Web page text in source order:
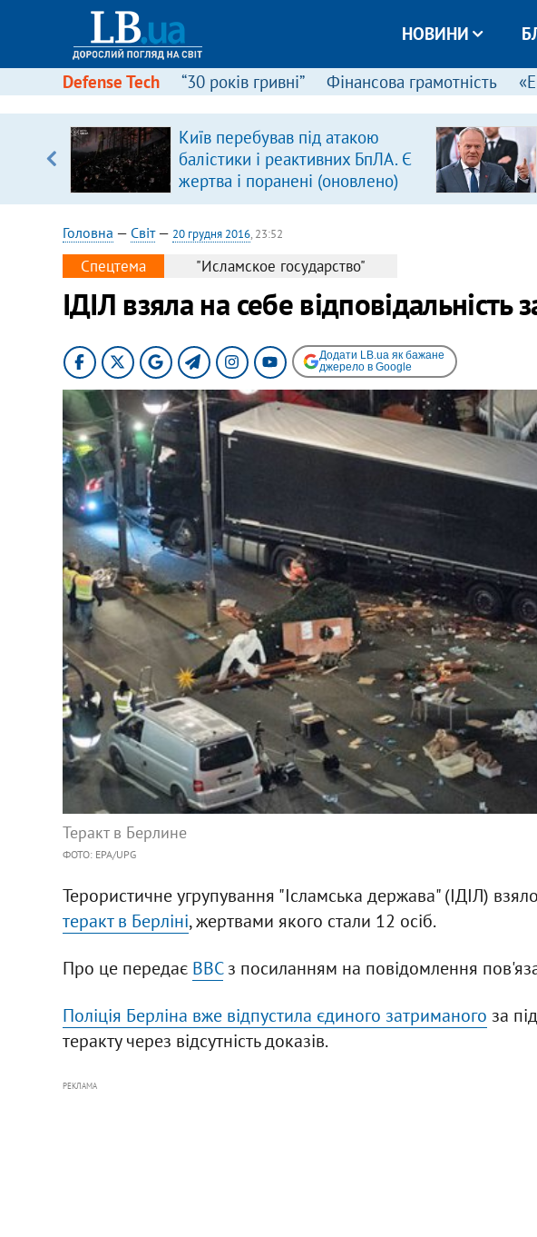
НОВИНИ
Defense Tech “30 років гривні” Фінансова грамотність
Київ перебував під атакою
балістики і реактивних БпЛА. Є
жертва і поранені (оновлено)
Головна — Світ— 20 грудня 2016, 23:52
Спецтема "Исламское государство"
ІДІЛ взяла на себе відповідальність
Додати LB.ua як бажане
джерело в Google
Теракт в Берлине
ФОТО: EPA/UPG
Терористичне угрупування "Ісламська держава" (ІДІЛ)
теракт в Берліні, жертвами якого стали 12 осіб.
Про це передає BBCз посиланням на повідомлення
Поліція Берліна вже відпустила єдиного затриманого за
теракту через відсутність доказів.
РЕКЛАМА